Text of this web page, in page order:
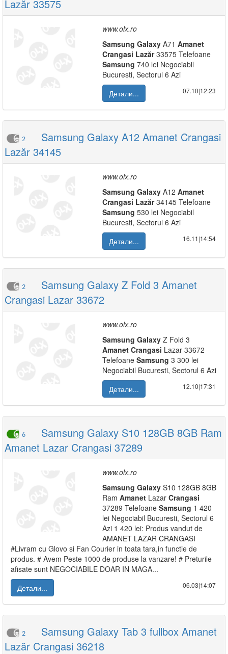
Lazăr 33575
www.olx.ro
Samsung Galaxy A71 Amanet
Crangasi Lazăr33575 Telefoane
Samsung 740 lei Negociabil
Bucuresti, Sectorul 6 Azi
Детали...
07.10|12:23
2
Samsung Galaxy A12 Amanet Crangasi
Lazăr 34145
www.olx.ro
Samsung Galaxy A12 Amanet
Crangasi Lazăr34145 Telefoane
Samsung 530 lei Negociabil
Bucuresti, Sectorul 6 Azi
Детали...
16.11|14:54
2
Samsung Galaxy Z Fold 3 Amanet
Crangasi Lazar 33672
www.olx.ro
Samsung Galaxy Z Fold 3
Amanet Crangasi Lazar 33672
Telefoane Samsung 3 300 lei
Negociabil Bucuresti, Sectorul 6 Azi
Детали...
12.10|17:31
6
Samsung Galaxy S10 128GB 8GB Ram
Amanet Lazar Crangasi 37289
www.olx.ro
Samsung Galaxy S10 128GB 8GB
Ram Amanet Lazar Crangasi
37289 Telefoane Samsung 1 420
lei Negociabil Bucuresti, Sectorul 6
Azi 1 420 lei: Produs vandut de
AMANET LAZAR CRANGASI
#Livram cu Glovo si Fan Courier in toata tara,in functie de
produs. # Avem Peste 1000 de produse la vanzare! # Preturile
afisate sunt NEGOCIABILE DOAR IN MAGA...
Детали...
06.03|14:07
2
Samsung Galaxy Tab 3 fullbox Amanet
Lazăr Crangasi 36218